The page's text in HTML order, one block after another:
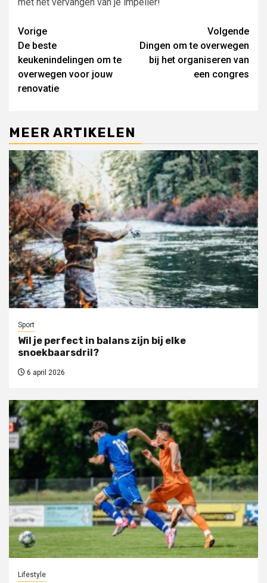
Lees
verder
Vorige
De beste
keukenindelingen om te
overwegen voor jouw
renovatie
Volgende
Dingen om te overwegen
bij het organiseren van
een congres
MEER ARTIKELEN
Sport
Wil je perfect in balans zijn bij elke
snoekbaarsdril?
6 april 2026
Lifestyle